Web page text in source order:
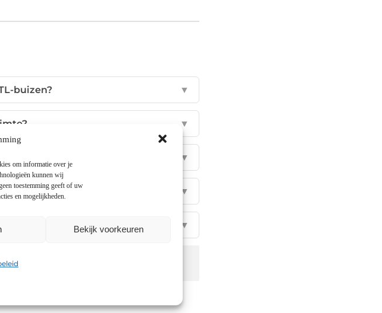
om informatie over je
kunnen wij
toestemming geeft of uw
en mogelijkheden.
Bekijk voorkeuren
buizen? ▼
▼
▼
aan? ▼
▼